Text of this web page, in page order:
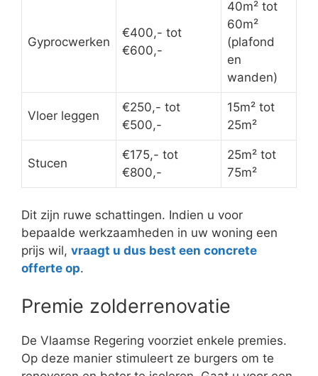
Gyprocwerken
€400,- tot
€600,-
40m² tot
60m²
(plafond
en
wanden)
Vloer leggen
€250,- tot
€500,-
15m² tot
25m²
Stucen
€175,- tot
€800,-
25m² tot
75m²
Dit zijn ruwe schattingen. Indien u voor
bepaalde werkzaamheden in uw woning een
prijs wil, vraagt u dus best een concrete
offerte op.
Premie zolderrenovatie
De Vlaamse Regering voorziet enkele premies.
Op deze manier stimuleert ze burgers om te